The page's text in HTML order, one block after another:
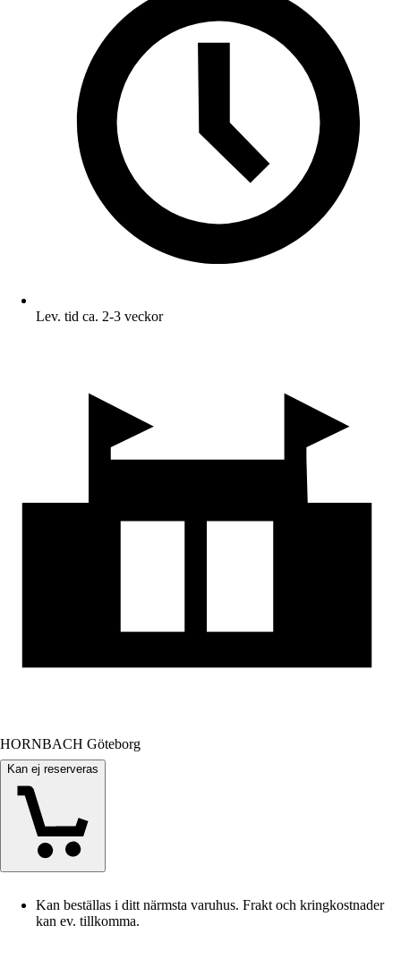
Lev. tid ca. 2-3 veckor
HORNBACH Göteborg
Kan ej reserveras
Kan beställas i ditt närmsta varuhus. Frakt och kringkostnader
kan ev. tillkomma.